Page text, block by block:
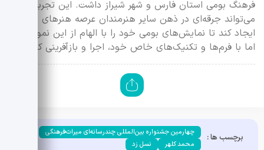
فرهنگ بومی استان فارس و شهر شیراز داشت. این تجربه
می‌تواند جرقه‌ای در ذهن سایر هنرمندان عرصه هنرهای نمایشی
ایجاد کند تا نمایش‌های بومی خود را با الهام از این نمونه‌ها،
اما با فرم‌ها و تکنیک‌های خاص خود، اجرا و بازآفرینی کنند.
برچسب ها :
چهارمین جشنواره بین‌المللی چندرسانه‌ای میراث‌فرهنگی
محمد کلهر
نسل زد